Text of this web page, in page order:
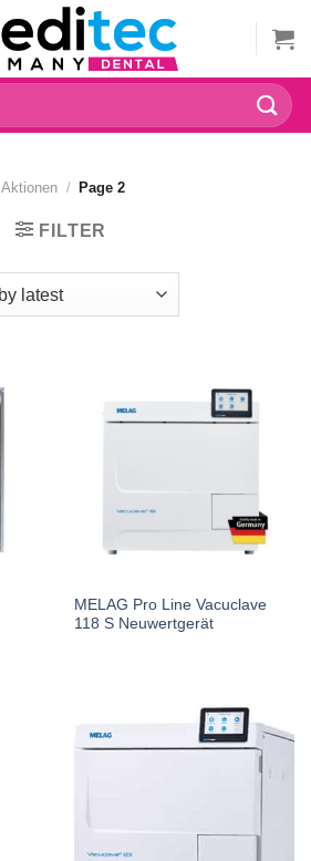
Aktionen / Page 2
FILTER
MELAG Pro Line Vacuclave
118 S Neuwertgerät